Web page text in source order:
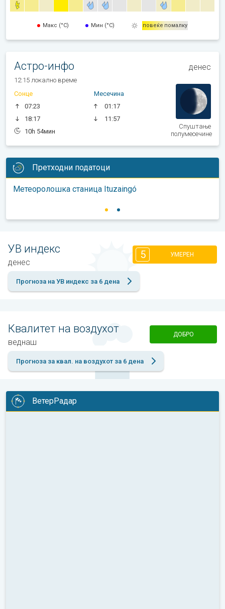
Макс (°C) Мин (°C) повеќе помалку
Астро-инфо денес
12:15 локално време
Сонце
07:23
18:17
10h 54мин
Месечина
01:17
11:57
Спуштање
полумесечине
Претходни податоци
Метеоролошка станица Ituzaingó
УВ индекс
денес
5 УМЕРЕН
Прогноза на УВ индекс за 6 дена
Квалитет на воздухот
веднаш
ДОБРО
Прогноза за квал. на воздухот за 6 дена
ВетерРадар